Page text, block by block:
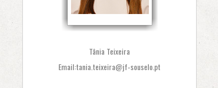
Tânia Teixeira
Email:tania.teixeira@jf-souselo.pt